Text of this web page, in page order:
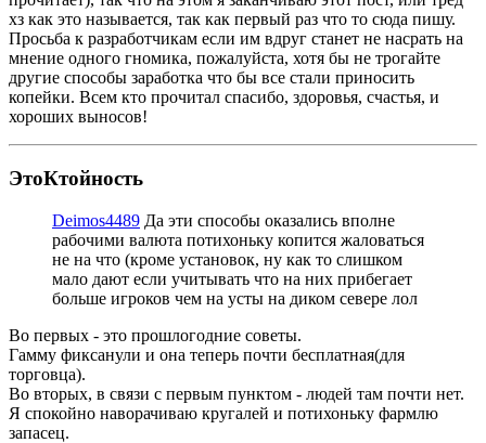
хз как это называется, так как первый раз что то сюда пишу.
Просьба к разработчикам если им вдруг станет не насрать на
мнение одного гномика, пожалуйста, хотя бы не трогайте
другие способы заработка что бы все стали приносить
копейки. Всем кто прочитал спасибо, здоровья, счастья, и
хороших выносов!
ЭтоКтойность
Deimos4489 Да эти способы оказались вполне
рабочими валюта потихоньку копится жаловаться
не на что (кроме установок, ну как то слишком
мало дают если учитывать что на них прибегает
больше игроков чем на усты на диком севере лол
Во первых - это прошлогодние советы.
Гамму фиксанули и она теперь почти бесплатная(для
торговца).
Во вторых, в связи с первым пунктом - людей там почти нет.
Я спокойно наворачиваю кругалей и потихоньку фармлю
запасец.